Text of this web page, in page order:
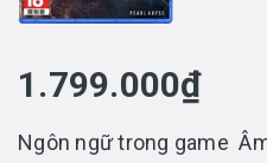
1.799.000₫
Ngôn ngữ trong game